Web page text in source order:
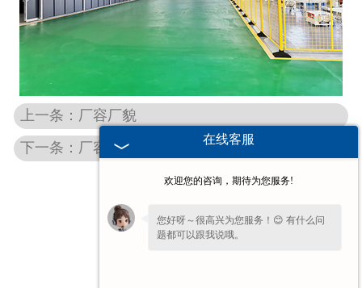
厂容厂貌
联系我们
上一条：厂容厂貌
下一条：厂容厂貌
在线客服
欢迎您的咨询，期待为您服务!
您好呀～很高兴为您服务！😊 有什么问
题都可以跟我说哦。